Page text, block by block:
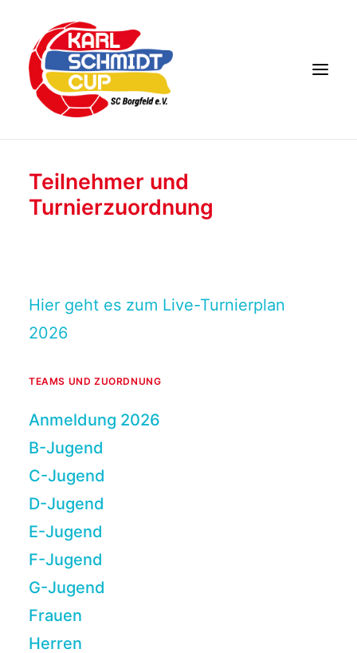
DAS EVENT
KARL SCHMIDT
Teilnehmer und
Turnierzuordnung
Hier geht es zum Live-Turnierplan
2026
TEAMS UND ZUORDNUNG
Anmeldung 2026
B-Jugend
C-­Jugend
D-Jugend
E-Jugend
F-Jugend
G-Jugend
Frauen
Herren